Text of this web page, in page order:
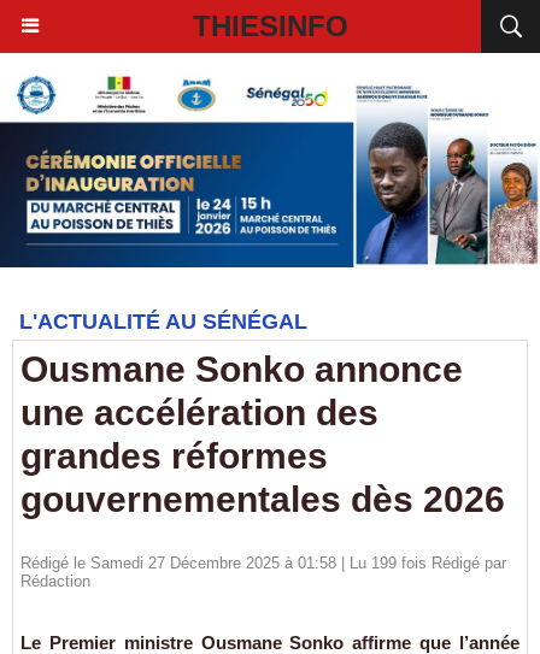
THIESINFO
L'ACTUALITÉ AU SÉNÉGAL
Ousmane Sonko annonce
une accélération des
grandes réformes
gouvernementales dès 2026
Rédigé le Samedi 27 Décembre 2025 à 01:58 | Lu 199 fois Rédigé par
Rédaction
Le Premier ministre Ousmane Sonko affirme que l’année